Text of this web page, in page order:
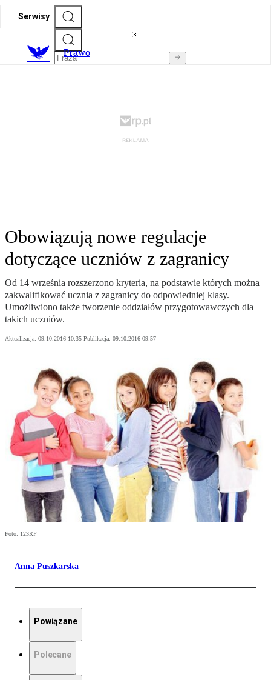
Serwisy
Prawo
Obowiązują nowe regulacje
dotyczące uczniów z zagranicy
Od 14 września rozszerzono kryteria, na podstawie których można
zakwalifikować ucznia z zagranicy do odpowiedniej klasy.
Umożliwiono także tworzenie oddziałów przygotowawczych dla
takich uczniów.
Aktualizacja: 09.10.2016 10:35 Publikacja: 09.10.2016 09:57
Foto: 123RF
Anna Puszkarska
Powiązane
Polecane